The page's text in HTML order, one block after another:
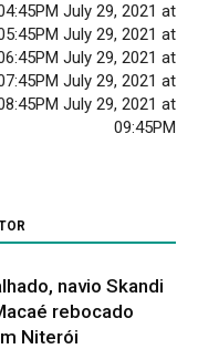
July 29, 2021 at
July 29, 2021 at
July 29, 2021 at
July 29, 2021 at
July 29, 2021 at
09:45PM
navio Skandi
rebocado
Niterói